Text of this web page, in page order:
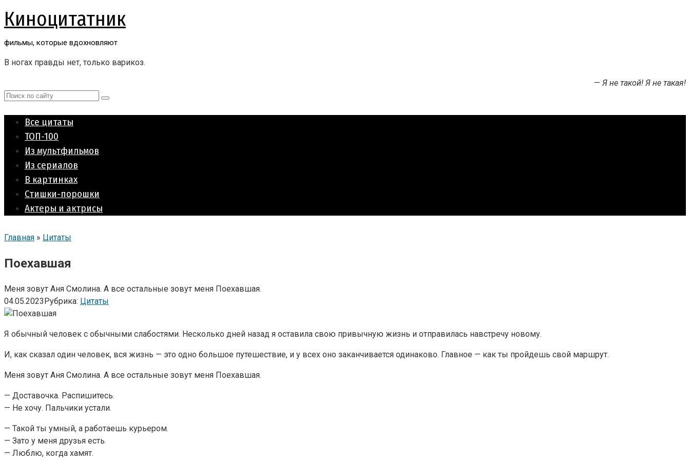
Перейти
к
Киноцитатник
фильмы, которые вдохновляют
В ногах правды нет, только варикоз.
— Я не такой! Я не такая!
Поиск:
Все цитаты
ТОП-100
Из мультфильмов
Из сериалов
В картинках
Стишки-порошки
Актеры и актрисы
Главная » Цитаты
Поехавшая
Меня зовут Аня Смолина. А все остальные зовут меня Поехавшая.
04.05.2023Рубрика: Цитаты
Я обычный человек с обычными слабостями. Несколько дней назад я оставила свою привычную жизнь и отправилась навстречу новому.
И, как сказал один человек, вся жизнь — это одно большое путешествие, и у всех оно заканчивается одинаково. Главное — как ты пройдешь свой маршрут.
Меня зовут Аня Смолина. А все остальные зовут меня Поехавшая.
— Доставочка. Распишитесь.
— Не хочу. Пальчики устали.
— Такой ты умный, а работаешь курьером.
— Зато у меня друзья есть.
— Люблю, когда хамят.